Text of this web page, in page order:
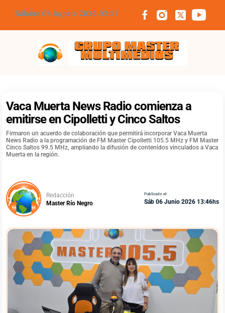
Sábado 08 Agosto 2026 03:51
Grupo Master Multimedios
Vaca Muerta News Radio comienza a
emitirse en Cipolletti y Cinco Saltos
Firmaron un acuerdo de colaboración que permitirá incorporar Vaca Muerta
News Radio a la programación de FM Master Cipolletti 105.5 MHz y FM Master
Cinco Saltos 99.5 MHz, ampliando la difusión de contenidos vinculados a Vaca
Muerta en la región.
Redacción
Master Río Negro
Publicado el:
Sáb 06 Junio 2026 13:46hs